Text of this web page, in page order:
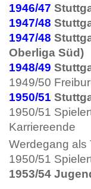
1946/47
1947/48
1947/48
Oberliga Süd)
1948/49
1949/50
1950/51
1950/51
Karriereende
Werdegang als
1950/51
1953/54